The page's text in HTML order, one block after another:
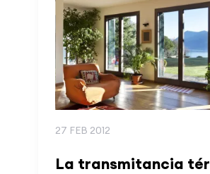
27 FEB 2012
La transmitancia